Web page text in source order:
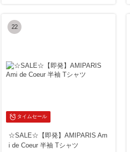
タイムセール
22
☆SALE☆【即発】AMIPARIS Am
i de Coeur 半袖 Tシャツ